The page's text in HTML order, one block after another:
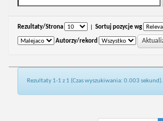
Rezultaty/Strona Sortuj pozycje wg
Autorzy/rekord
Rezultaty 1-1 z 1 (Czas wyszukiwania: 0.003 sekund).